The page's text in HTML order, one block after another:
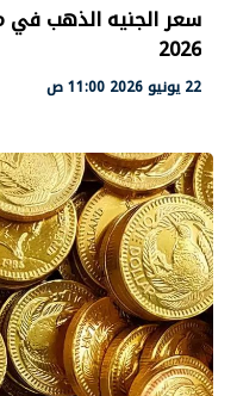
2026
22 يونيو 2026 11:00 ص